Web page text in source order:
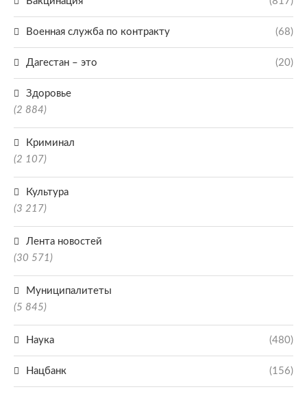
Военная служба по контракту (68)
Дагестан – это (20)
Здоровье
(2 884)
Криминал
(2 107)
Культура
(3 217)
Лента новостей
(30 571)
Муниципалитеты
(5 845)
Наука (480)
Нацбанк (156)